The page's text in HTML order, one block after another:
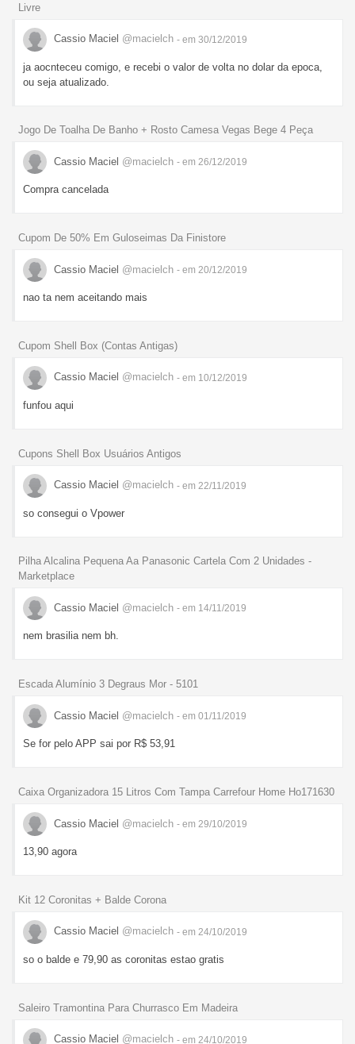
Livre
Cassio Maciel @macielch - em 30/12/2019
ja aocnteceu comigo, e recebi o valor de volta no dolar da epoca,
ou seja atualizado.
Jogo De Toalha De Banho + Rosto Camesa Vegas Bege 4 Peça
Cassio Maciel @macielch - em 26/12/2019
Compra cancelada
Cupom De 50% Em Guloseimas Da Finistore
Cassio Maciel @macielch - em 20/12/2019
nao ta nem aceitando mais
Cupom Shell Box (Contas Antigas)
Cassio Maciel @macielch - em 10/12/2019
funfou aqui
Cupons Shell Box Usuários Antigos
Cassio Maciel @macielch - em 22/11/2019
so consegui o Vpower
Pilha Alcalina Pequena Aa Panasonic Cartela Com 2 Unidades -
Marketplace
Cassio Maciel @macielch - em 14/11/2019
nem brasilia nem bh.
Escada Alumínio 3 Degraus Mor - 5101
Cassio Maciel @macielch - em 01/11/2019
Se for pelo APP sai por R$ 53,91
Caixa Organizadora 15 Litros Com Tampa Carrefour Home Ho171630
Cassio Maciel @macielch - em 29/10/2019
13,90 agora
Kit 12 Coronitas + Balde Corona
Cassio Maciel @macielch - em 24/10/2019
so o balde e 79,90 as coronitas estao gratis
Saleiro Tramontina Para Churrasco Em Madeira
Cassio Maciel @macielch - em 24/10/2019